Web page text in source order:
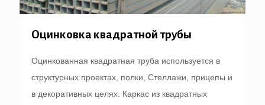
Оцинковка квадратной трубы
Оцинкованная квадратная труба используется в
структурных проектах, полки, Стеллажи, прицепы и
в декоративных целях. Каркас из квадратных